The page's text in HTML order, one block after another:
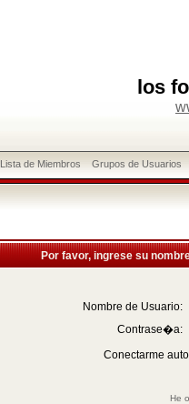
los
Lista de Miembros Grupos de Usuarios
Por favor, ingrese su
Nombre de Usuario:
Contrase�a:
Conectarme
He